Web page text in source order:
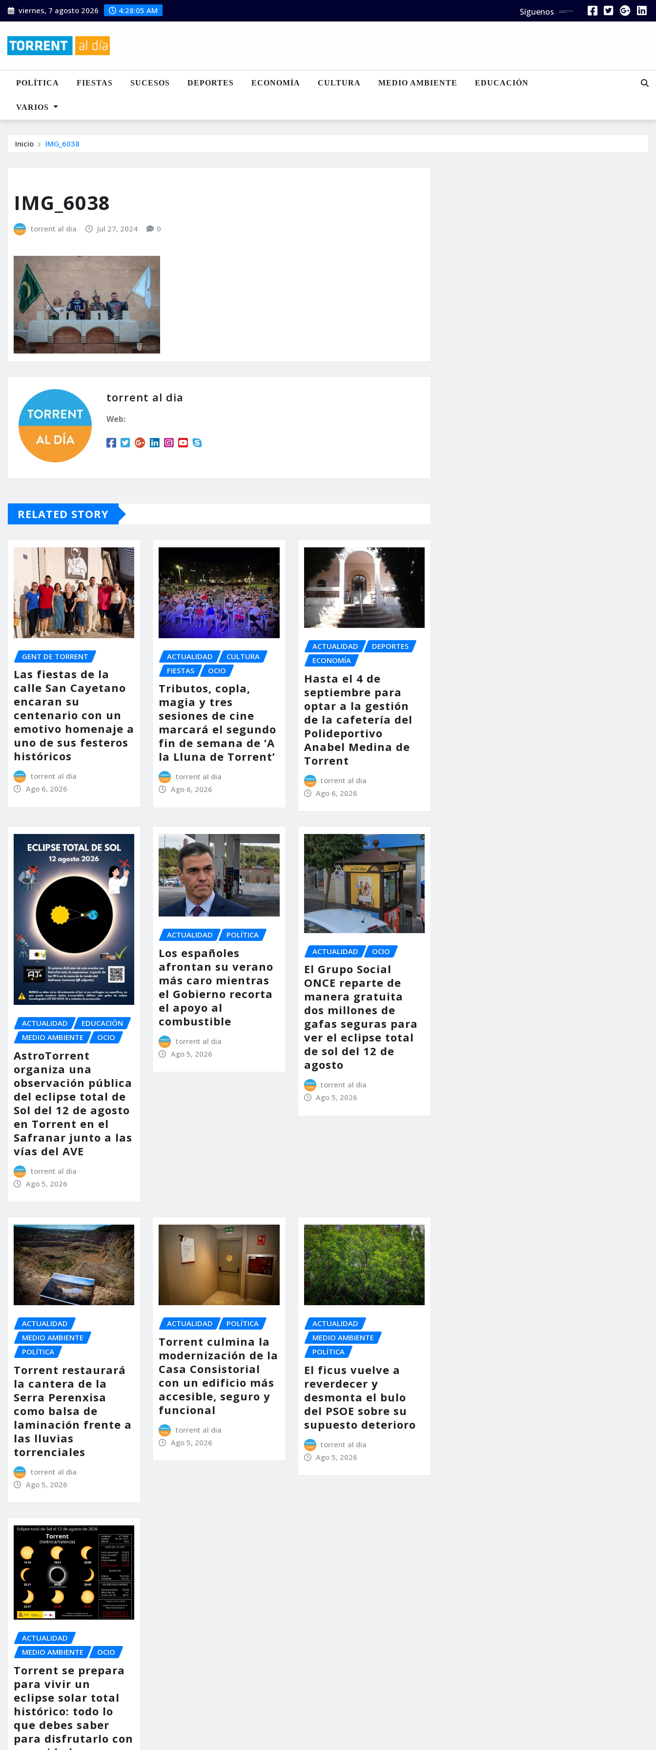
Saltar
al
viernes, 7 agosto 2026 4:28:06 AM Síguenos
POLÍTICA FIESTAS SUCESOS DEPORTES ECONOMÍA CULTURA MEDIO AMBIENTE EDUCACIÓN
VARIOS
Inicio IMG_6038
IMG_6038
torrent al dia Jul 27, 2024 0
torrent al dia
Web:
RELATED STORY
GENT DE TORRENT
Las fiestas de la
calle San Cayetano
encaran su
centenario con un
emotivo homenaje a
uno de sus festeros
históricos
torrent al dia
Ago 6, 2026
ACTUALIDAD
CULTURA
FIESTAS
OCIO
Tributos, copla,
magia y tres
sesiones de cine
marcará el segundo
fin de semana de ‘A
la Lluna de Torrent’
torrent al dia
Ago 6, 2026
ACTUALIDAD
DEPORTES
ECONOMÍA
Hasta el 4 de
septiembre para
optar a la gestión
de la cafetería del
Polideportivo
Anabel Medina de
Torrent
torrent al dia
Ago 6, 2026
ACTUALIDAD
EDUCACIÓN
MEDIO AMBIENTE
OCIO
AstroTorrent
organiza una
observación pública
del eclipse total de
Sol del 12 de agosto
en Torrent en el
Safranar junto a las
vías del AVE
torrent al dia
Ago 5, 2026
ACTUALIDAD POLÍTICA
Los españoles
afrontan su verano
más caro mientras
el Gobierno recorta
el apoyo al
combustible
torrent al dia
Ago 5, 2026
ACTUALIDAD OCIO
El Grupo Social
ONCE reparte de
manera gratuita
dos millones de
gafas seguras para
ver el eclipse total
de sol del 12 de
agosto
torrent al dia
Ago 5, 2026
ACTUALIDAD
MEDIO AMBIENTE
POLÍTICA
Torrent restaurará
la cantera de la
Serra Perenxisa
como balsa de
laminación frente a
las lluvias
torrenciales
torrent al dia
Ago 5, 2026
ACTUALIDAD POLÍTICA
Torrent culmina la
modernización de la
Casa Consistorial
con un edificio más
accesible, seguro y
funcional
torrent al dia
Ago 5, 2026
ACTUALIDAD
MEDIO AMBIENTE
POLÍTICA
El ficus vuelve a
reverdecer y
desmonta el bulo
del PSOE sobre su
supuesto deterioro
torrent al dia
Ago 5, 2026
ACTUALIDAD
MEDIO AMBIENTE
OCIO
Torrent se prepara
para vivir un
eclipse solar total
histórico: todo lo
que debes saber
para disfrutarlo con